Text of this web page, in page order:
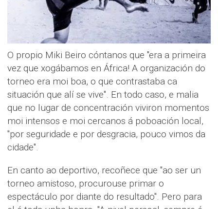
O propio Miki Beiro cóntanos que "era a primeira
vez que xogábamos en África! A organización do
torneo era moi boa, o que contrastaba ca
situación que alí se vive". En todo caso, e malia
que no lugar de concentración viviron momentos
moi intensos e moi cercanos á poboación local,
"por seguridade e por desgracia, pouco vimos da
cidade".
En canto ao deportivo, recoñece que "ao ser un
torneo amistoso, procurouse primar o
espectáculo por diante do resultado". Pero para